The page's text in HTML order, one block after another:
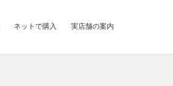
ネットで購入 実店舗の案内